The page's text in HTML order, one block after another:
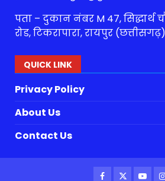
पता – दुकान नंबर M 47, सिद्धार्थ
रोड, टिकरापारा, रायपुर (छत्तीसगढ़)
QUICK LINK
Privacy Policy
About Us
Contact Us
Facebook
Twitter